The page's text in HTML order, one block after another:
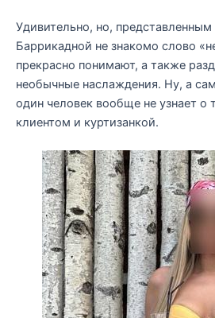
Удивительно, но,
Баррикадной не знакомо слово
прекрасно понимают, а также
необычные наслаждения. Ну, а
один человек вообще не узнает
клиентом и куртизанкой.